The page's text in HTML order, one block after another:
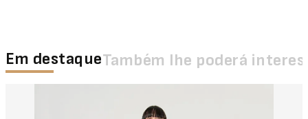
Em destaqueTambém lhe poderá